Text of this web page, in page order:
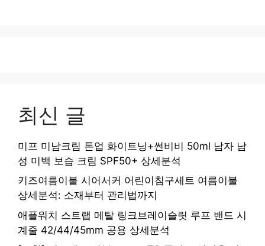
최신 글
미프 미남크림 톤업 화이트닝+썬비비 50ml 남자 남
성 미백 보습 크림 SPF50+ 상세분석
키즈여름이불 시어서커 어린이침구세트 여름이불
상세분석: 소재부터 관리법까지
애플워치 스트랩 메탈 링크브레이슬릿 루프 밴드 시
계줄 42/44/45mm 공용 상세분석